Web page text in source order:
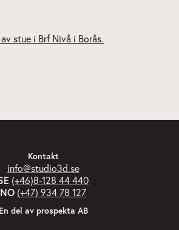
Kontakt
info@studio3d.se
(+46)8-128 44 440
NO (+47) 934 78 127
En del av prospekta AB